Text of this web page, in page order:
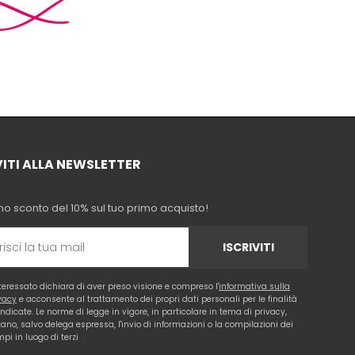
ALLA NEWSLETTER
sconto del 10% sul tuo primo acquisto!
ISCRIVITI
dichiara di aver preso visione e compreso l'informativa sulla
e acconsente al trattamento dei propri dati personali per le finalità
Le norme di legge in vigore, in particolare in tema di privacy,
salvo delega espressa, l'invio di informazioni o la compilazioni dei
in luogo di terzi